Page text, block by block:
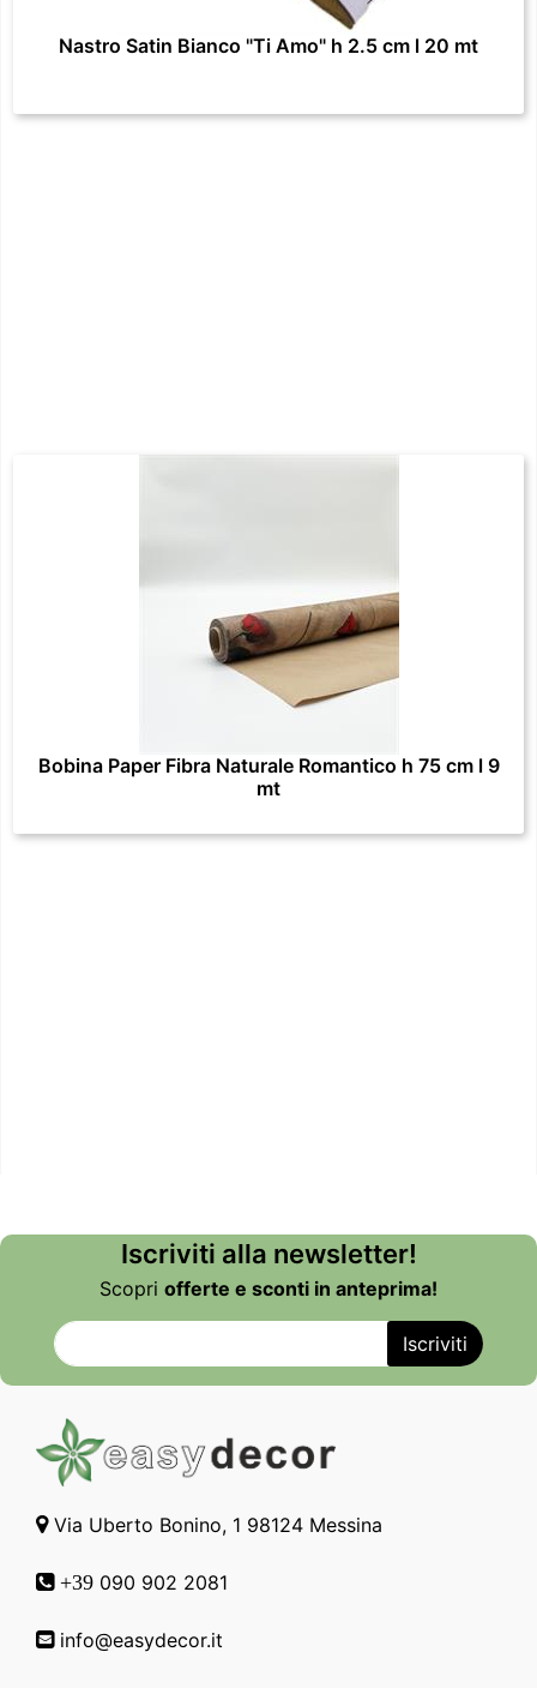
Nastro Satin Bianco "Ti Amo" h 2.5 cm l 20 mt
Bobina Paper Fibra Naturale Romantico h 75 cm l 9
mt
Iscriviti alla newsletter!
Scopri offerte e sconti in anteprima!
Via Uberto Bonino, 1 98124 Messina
+39 090 902 2081
info@easydecor.it